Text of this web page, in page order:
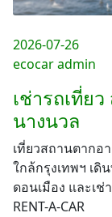
2026-07-26
ecocar admin
เช่ารถเที่ย
นางนวล
เที่ยวสถานตาก
ใกล้กรุงเทพฯ เดิ
ดอนเมือง และเช่
RENT-A-CAR